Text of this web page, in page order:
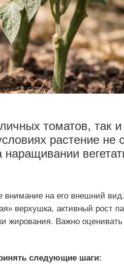
томатов, так
растение не
внимание на его внешний
верхушка, активный рост
жирования. Важно оценивать
следующие шаги: